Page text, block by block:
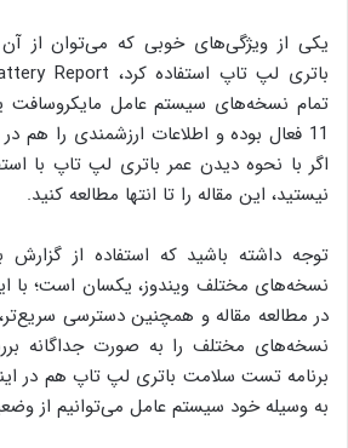
یکی از ویژگی‌های خوبی که می‌توان از
11 فعال بوده و اطلاعات ارزشمندی را هم
اگر با نحوه دیدن عمر باتری لپ تاپ با
نیستید، این مقاله را تا انتها مطالعه کنید.
توجه داشته باشید که استفاده از
نسخه‌های مختلف ویندوز، یکسان است؛ با
در مطالعه مقاله و همچنین دسترسی
نسخه‌های مختلف را به صورت جداگانه
برنامه تست سلامت باتری لپ تاپ هم در
به وسیله خود سیستم عامل می‌توانیم از